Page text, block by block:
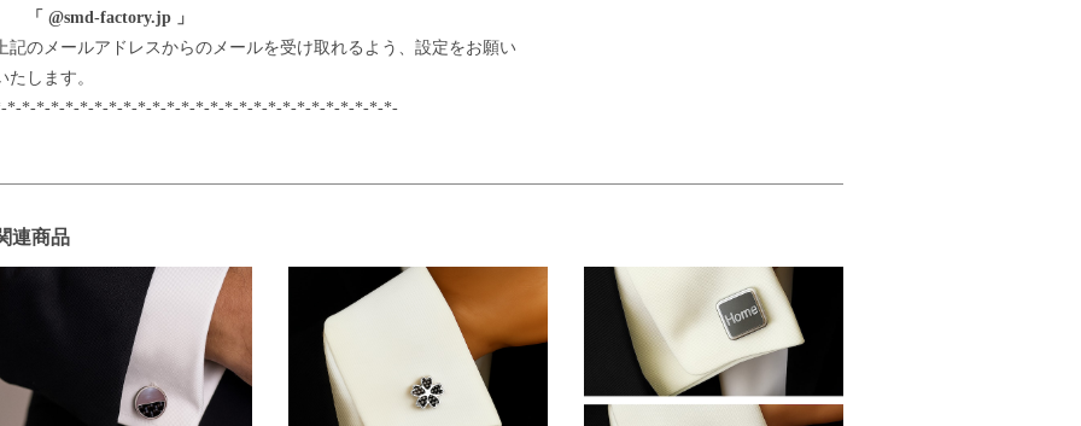
@smd-factory.jp 」
記のメールアドレスからのメールを受け取れるよう、設定をお願い
たします。
*-*-*-*-*-*-*-*-*-*-*-*-*-*-*-*-*-*-*-*-*-*-*-*-*-*-*-
連商品